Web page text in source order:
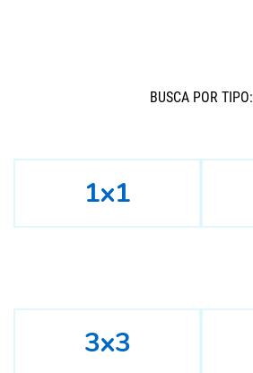
BUSCÁ POR TIPO:
1x1
3x3